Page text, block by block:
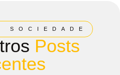
SOCIEDADE
Posts